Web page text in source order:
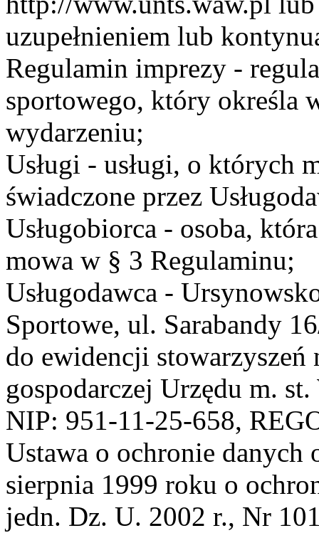
uzupełnieniem lub
Regulamin imprezy -
sportowego, który określa
wydarzeniu;
Usługi - usługi, o których
świadczone przez
Usługobiorca - osoba,
mowa w § 3 Regulaminu;
Usługodawca -
Sportowe, ul. Sarabandy
do ewidencji stowarzyszeń
gospodarczej Urzędu m.
NIP: 951-11-25-658,
Ustawa o ochronie danych
sierpnia 1999 roku o
jedn. Dz. U. 2002 r., Nr